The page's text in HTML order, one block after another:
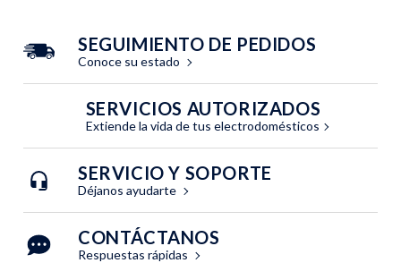
SEGUIMIENTO DE PEDIDOS
Conoce su estado
SERVICIOS AUTORIZADOS
Extiende la vida de tus electrodomésticos
SERVICIO Y SOPORTE
Déjanos ayudarte
CONTÁCTANOS
Respuestas rápidas